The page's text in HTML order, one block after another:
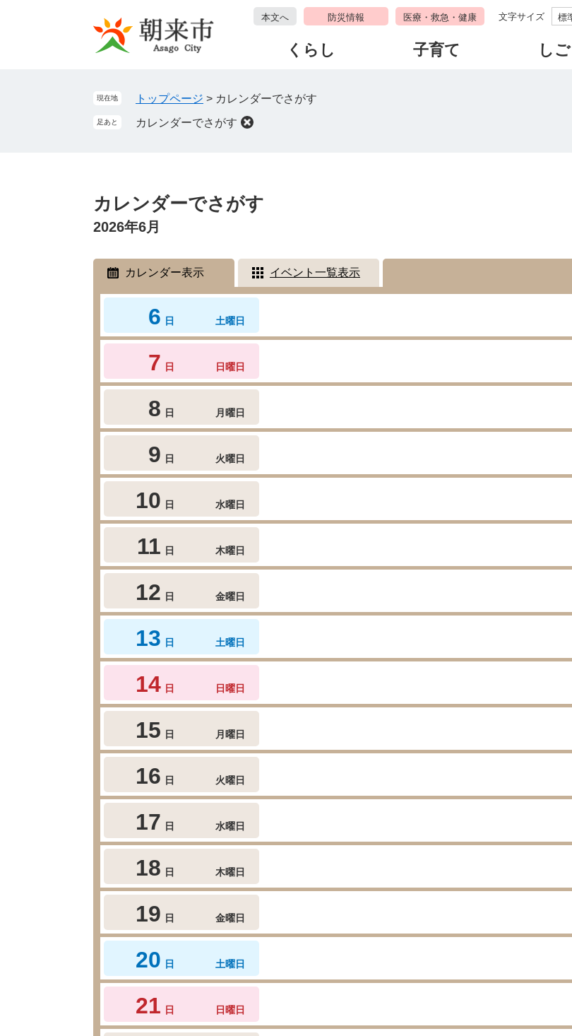
本文へ 防災情報 医療・救急・健康 文字サイズ 標
くらし 子育て し
現在地 トップページ > カレンダーでさがす
足あと カレンダーでさがす
文
カレンダーでさがす
2026年6月
カレンダー表示 イベント一覧表示
6 日 土曜日
7 日 日曜日
8 日 月曜日
9 日 火曜日
10 日 水曜日
11 日 木曜日
12 日 金曜日
13 日 土曜日
14 日 日曜日
15 日 月曜日
16 日 火曜日
17 日 水曜日
18 日 木曜日
19 日 金曜日
20 日 土曜日
21 日 日曜日